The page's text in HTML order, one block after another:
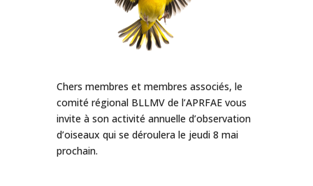
Chers membres et membres associés, le
comité régional BLLMV de l’APRFAE vous
invite à son activité annuelle d’observation
d’oiseaux qui se déroulera le jeudi 8 mai
prochain.